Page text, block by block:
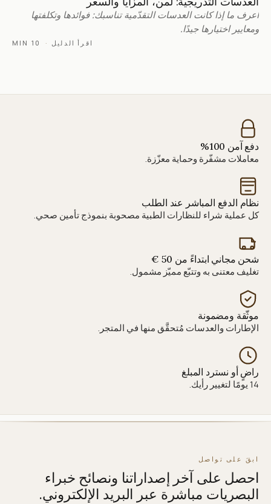
اعرف ما إذا كانت العدسات التقدّمية تناسبك: فوائدها وتكلفتها
ومعايير اختيارها جيدًا.
اقرأ الدليل ·
10 MIN
دفع آمن 100%
معاملات مشفّرة وحماية معزّزة.
نظام الدفع المباشر عند الطلب
كل عملية شراء للنظارات الطبية مصحوبة بنموذج تأمين صحي.
شحن مجاني ابتداءً من 50 €
تغليف معتنى به وتتبّع مميّز مشمول.
موثّقة ومضمونة
الإطارات والعدسات مُتحقَّق منها في المتجر.
راضٍ أو نسترد المبلغ
14 يومًا لتغيير رأيك.
ابقَ على تواصل
احصل على آخر إصداراتنا ونصائح خبراء
البصريات مباشرة عبر البريد الإلكتروني.